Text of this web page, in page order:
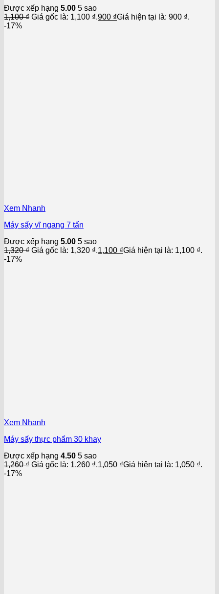
Được xếp hạng 5.00 5 sao
1,100₫ Giá gốc là: 1,100 ₫.900 ₫Giá hiện tại là: 900 ₫.
-17%
Xem Nhanh
Máy sấy vĩ ngang 7 tấn
Được xếp hạng 5.00 5 sao
1,320₫ Giá gốc là: 1,320 ₫.1,100 ₫Giá hiện tại là: 1,100 ₫.
-17%
Xem Nhanh
Máy sấy thực phẩm 30 khay
Được xếp hạng 4.50 5 sao
1,260₫ Giá gốc là: 1,260 ₫.1,050 ₫Giá hiện tại là: 1,050 ₫.
-17%